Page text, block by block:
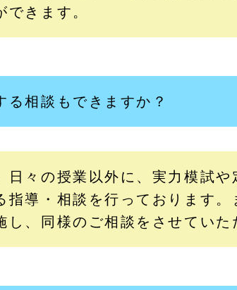
きます。
相談もできますか？
日々の授業以外に、実力模試や
導・相談を行っております。
、同様のご相談をさせていた